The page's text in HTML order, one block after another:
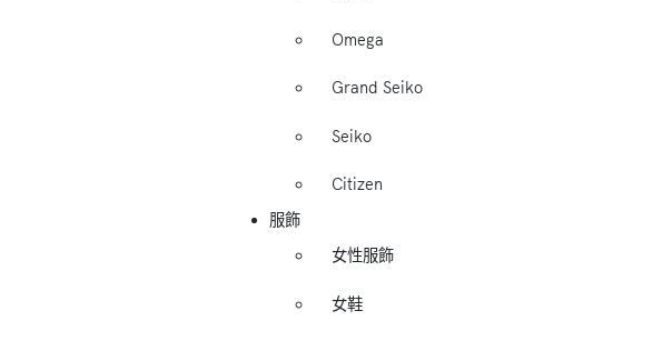
Omega
Grand Seiko
Seiko
Citizen
服飾
女性服飾
女鞋